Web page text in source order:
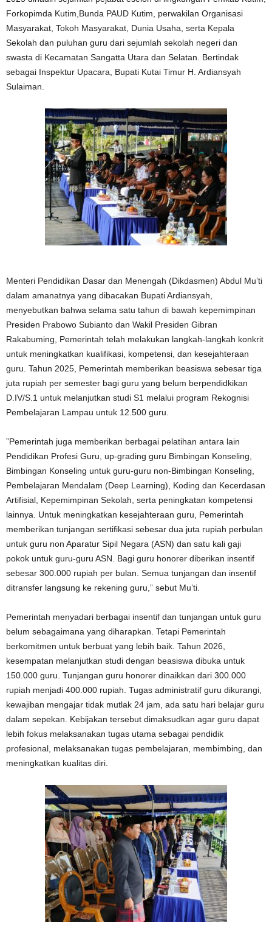
Forkopimda Kutim,Bunda PAUD Kutim, perwakilan Organisasi
Masyarakat, Tokoh Masyarakat, Dunia Usaha, serta Kepala
Sekolah dan puluhan guru dari sejumlah sekolah negeri dan
swasta di Kecamatan Sangatta Utara dan Selatan. Bertindak
sebagai Inspektur Upacara, Bupati Kutai Timur H. Ardiansyah
Sulaiman.
Menteri Pendidikan Dasar dan Menengah (Dikdasmen) Abdul Mu’ti
dalam amanatnya yang dibacakan Bupati Ardiansyah,
menyebutkan bahwa selama satu tahun di bawah kepemimpinan
Presiden Prabowo Subianto dan Wakil Presiden Gibran
Rakabuming, Pemerintah telah melakukan langkah-langkah konkrit
untuk meningkatkan kualifikasi, kompetensi, dan kesejahteraan
guru. Tahun 2025, Pemerintah memberikan beasiswa sebesar tiga
juta rupiah per semester bagi guru yang belum berpendidkikan
D.IV/S.1 untuk melanjutkan studi S1 melalui program Rekognisi
Pembelajaran Lampau untuk 12.500 guru.
”Pemerintah juga memberikan berbagai pelatihan antara lain
Pendidikan Profesi Guru, up-grading guru Bimbingan Konseling,
Bimbingan Konseling untuk guru-guru non-Bimbingan Konseling,
Pembelajaran Mendalam (Deep Learning), Koding dan Kecerdasan
Artifisial, Kepemimpinan Sekolah, serta peningkatan kompetensi
lainnya. Untuk meningkatkan kesejahteraan guru, Pemerintah
memberikan tunjangan sertifikasi sebesar dua juta rupiah perbulan
untuk guru non Aparatur Sipil Negara (ASN) dan satu kali gaji
pokok untuk guru-guru ASN. Bagi guru honorer diberikan insentif
sebesar 300.000 rupiah per bulan. Semua tunjangan dan insentif
ditransfer langsung ke rekening guru,” sebut Mu’ti.
Pemerintah menyadari berbagai insentif dan tunjangan untuk guru
belum sebagaimana yang diharapkan. Tetapi Pemerintah
berkomitmen untuk berbuat yang lebih baik. Tahun 2026,
kesempatan melanjutkan studi dengan beasiswa dibuka untuk
150.000 guru. Tunjangan guru honorer dinaikkan dari 300.000
rupiah menjadi 400.000 rupiah. Tugas administratif guru dikurangi,
kewajiban mengajar tidak mutlak 24 jam, ada satu hari belajar guru
dalam sepekan. Kebijakan tersebut dimaksudkan agar guru dapat
lebih fokus melaksanakan tugas utama sebagai pendidik
profesional, melaksanakan tugas pembelajaran, membimbing, dan
meningkatkan kualitas diri.